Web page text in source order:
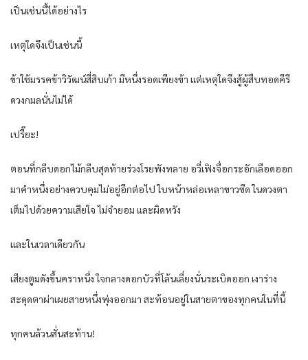
เป็นเช่นนี้ได้อย่างไร
เหตุใดจึงเป็นเช่นนี้
ข้าใช้มรรคข้าวิวัฒน์สี่สิบเก้า มีหนึ่งรอดเพียงข้า แต่เหตุใดจึงสู้ผู้สืบทอดคีรี
ดวงกมลนั่นไม่ได้
เปรี๊ยะ!
ตอนที่กลีบดอกไม้กลีบสุดท้ายร่วงโรยพังทลาย อวี่เฟิงจื่อกระอักเลือดออก
มาคำหนึ่งอย่างควบคุมไม่อยู่อีกต่อไป ใบหน้าหล่อเหลาขาวซีด ในดวงตา
เต็มไปด้วยความเสียใจ ไม่จำยอม และผิดหวัง
และในเวลาเดียวกัน
เสียงตูมดังขึ้นคราหนึ่ง ใจกลางดอกบัวที่โล้นเลี่ยงนั่นระเบิดออก เงาร่าง
สะดุดตาผ่าเผยสายหนึ่งพุ่งออกมา สะท้อนอยู่ในสายตาของทุกคนในที่นี้
ทุกคนล้วนสั่นสะท้าน!